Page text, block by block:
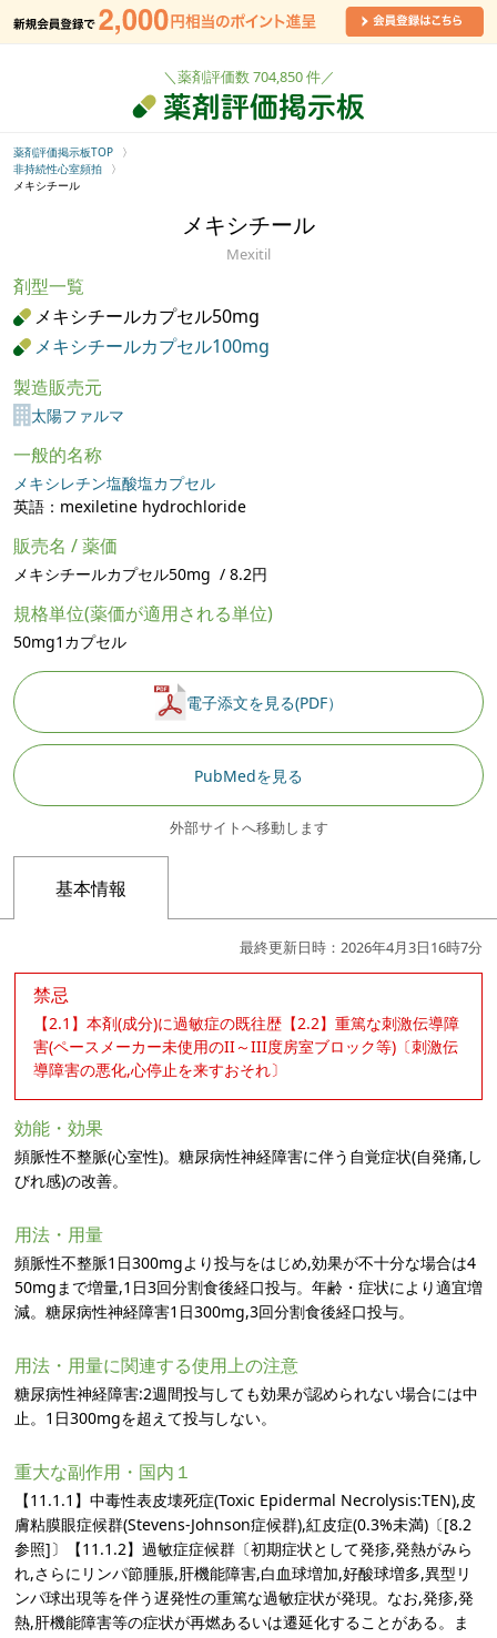
＼薬剤評価数 704,850 件／
薬剤評価掲示板TOP
非持続性心室頻拍
メキシチール
メキシチール
Mexitil
剤型一覧
メキシチールカプセル50mg
メキシチールカプセル100mg
製造販売元
太陽ファルマ
一般的名称
メキシレチン塩酸塩カプセル
英語：mexiletine hydrochloride
販売名 / 薬価
メキシチールカプセル50mg / 8.2円
規格単位(薬価が適用される単位)
50mg1カプセル
電子添文を見る(PDF）
PubMedを見る
外部サイトへ移動します
基本情報
最終更新日時：2026年4月3日16時7分
禁忌
【2.1】本剤(成分)に過敏症の既往歴【2.2】重篤な刺激伝導障
害(ペースメーカー未使用のII～III度房室ブロック等)〔刺激伝
導障害の悪化,心停止を来すおそれ〕
効能・効果
頻脈性不整脈(心室性)。糖尿病性神経障害に伴う自覚症状(自発痛,し
びれ感)の改善。
用法・用量
頻脈性不整脈1日300mgより投与をはじめ,効果が不十分な場合は4
50mgまで増量,1日3回分割食後経口投与。年齢・症状により適宜増
減。糖尿病性神経障害1日300mg,3回分割食後経口投与。
用法・用量に関連する使用上の注意
糖尿病性神経障害:2週間投与しても効果が認められない場合には中
止。1日300mgを超えて投与しない。
重大な副作用・国内１
【11.1.1】中毒性表皮壊死症(Toxic Epidermal Necrolysis:TEN),皮
膚粘膜眼症候群(Stevens-Johnson症候群),紅皮症(0.3%未満)〔[8.2
参照]〕【11.1.2】過敏症症候群〔初期症状として発疹,発熱がみら
れ,さらにリンパ節腫脹,肝機能障害,白血球増加,好酸球増多,異型リ
ンパ球出現等を伴う遅発性の重篤な過敏症状が発現。なお,発疹,発
熱,肝機能障害等の症状が再燃あるいは遷延化することがある。ま